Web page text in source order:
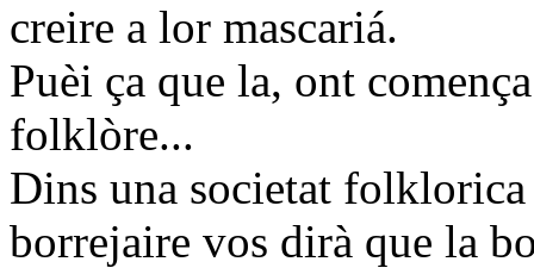
creire a lor mascariá.
Puèi ça que la, ont
folklòre...
Dins una societat
borrejaire vos dirà que la